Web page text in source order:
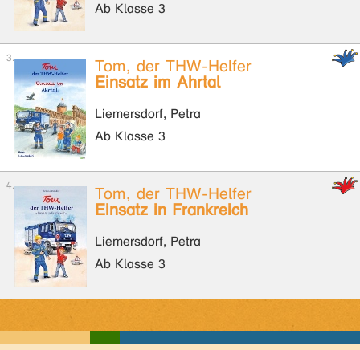
Ab Klasse 3
Tom, der THW-Helfer
Einsatz im Ahrtal
Liemersdorf, Petra
Ab Klasse 3
Tom, der THW-Helfer
Einsatz in Frankreich
Liemersdorf, Petra
Ab Klasse 3